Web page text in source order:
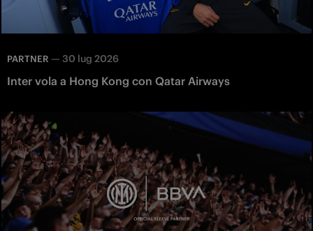
PARTNER — 30 lug 2026
Inter vola a Hong Kong con Qatar Airways